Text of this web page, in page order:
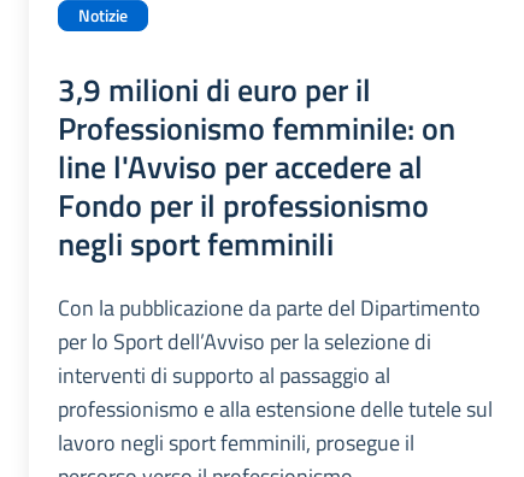
Notizie
3,9 milioni di euro per il
Professionismo femminile: on
line l'Avviso per accedere al
Fondo per il professionismo
negli sport femminili
Con la pubblicazione da parte del Dipartimento
per lo Sport dell’Avviso per la selezione di
interventi di supporto al passaggio al
professionismo e alla estensione delle tutele sul
lavoro negli sport femminili, prosegue il